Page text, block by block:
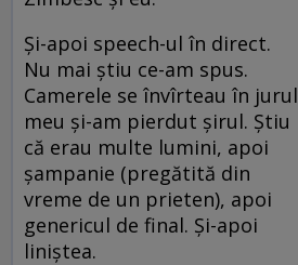
Şi-apoi speech-ul în direct.
Nu mai ştiu ce-am spus.
Camerele se învîrteau în jurul
meu şi-am pierdut şirul. Ştiu
că erau multe lumini, apoi
şampanie (pregătită din
vreme de un prieten), apoi
genericul de final. Şi-apoi
liniştea.